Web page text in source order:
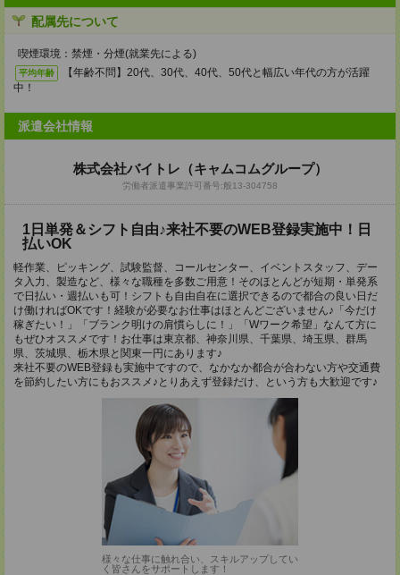
配属先について
喫煙環境：禁煙・分煙(就業先による)
平均年齢
【年齢不問】20代、30代、40代、50代と幅広い年代の方が活躍
中！
派遣会社情報
株式会社バイトレ（キャムコムグループ）
労働者派遣事業許可番号:般13-304758
1日単発＆シフト自由♪来社不要のWEB登録実施中！日
払いOK
軽作業、ピッキング、試験監督、コールセンター、イベントスタッフ、デー
タ入力、製造など、様々な職種を多数ご用意！そのほとんどが短期・単発系
で日払い・週払いも可！シフトも自由自在に選択できるので都合の良い日だ
け働ければOKです！経験が必要なお仕事はほとんどございません♪「今だけ
稼ぎたい！」「ブランク明けの肩慣らしに！」「Wワーク希望」なんて方に
もぜひオススメです！お仕事は東京都、神奈川県、千葉県、埼玉県、群馬
県、茨城県、栃木県と関東一円にあります♪
来社不要のWEB登録も実施中ですので、なかなか都合が合わない方や交通費
を節約したい方にもおススメ♪とりあえず登録だけ、という方も大歓迎です♪
様々な仕事に触れ合い、スキルアップしてい
く皆さんをサポートします！